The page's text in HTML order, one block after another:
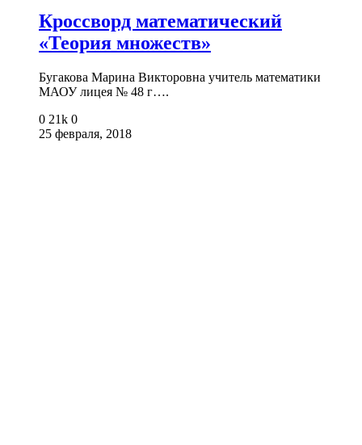
Кроссворд математический
«Теория множеств»
Бугакова Марина Викторовна учитель математики
МАОУ лицея № 48 г….
0 21k 0
25 февраля, 2018